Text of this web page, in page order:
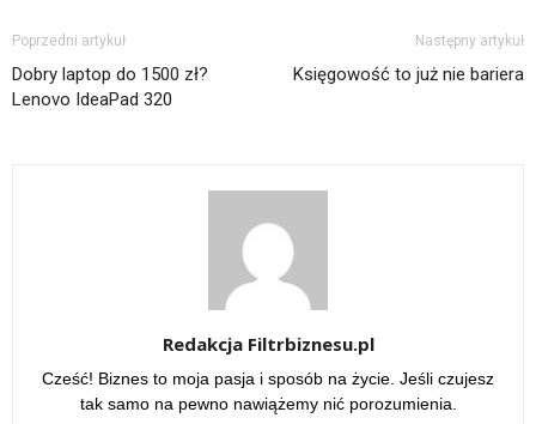
Poprzedni artykuł
Dobry laptop do 1500 zł?
Lenovo IdeaPad 320
Następny artykuł
Księgowość to już nie bariera
Redakcja Filtrbiznesu.pl
Cześć! Biznes to moja pasja i sposób na życie. Jeśli czujesz
tak samo na pewno nawiążemy nić porozumienia.